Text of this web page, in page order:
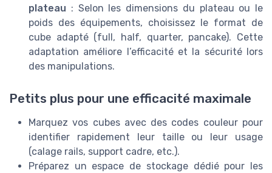
plateau : Selon les dimensions du plateau ou le
poids des équipements, choisissez le format de
cube adapté (full, half, quarter, pancake). Cette
adaptation améliore l’efficacité et la sécurité lors
des manipulations.
Petits plus pour une efficacité maximale
Marquez vos cubes avec des codes couleur pour
identifier rapidement leur taille ou leur usage
(calage rails, support cadre, etc.).
Préparez un espace de stockage dédié pour les